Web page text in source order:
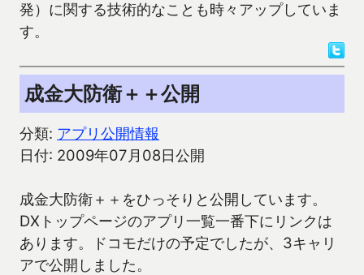
発）に関する技術的なことも時々アップしていま
す。
成金大防衛＋＋公開
分類: アプリ公開情報
日付: 2009年07月08日公開
成金大防衛＋＋をひっそりと公開しています。
DXトップページのアプリ一覧一番下にリンクは
あります。ドコモだけの予定でしたが、3キャリ
アで公開しました。